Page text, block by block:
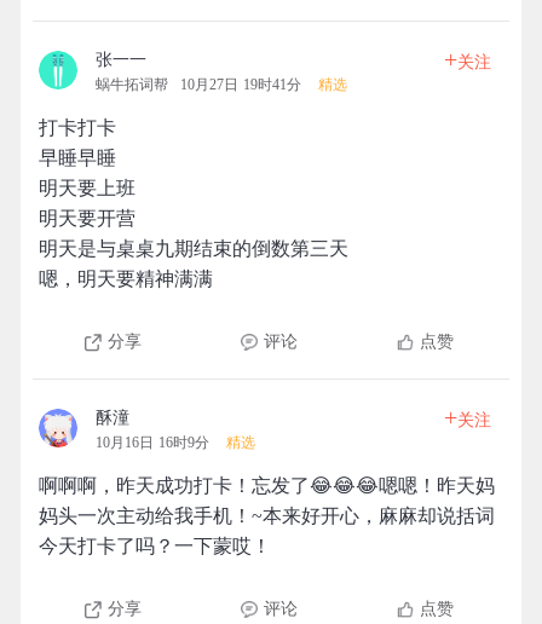
张一一
蜗牛拓词帮 10月27日 19时41分 精选
+关注
打卡打卡
早睡早睡
明天要上班
明天要开营
明天是与桌桌九期结束的倒数第三天
嗯，明天要精神满满
分享 评论 点赞
酥潼
10月16日 16时9分 精选
+关注
啊啊啊，昨天成功打卡！忘发了😂😂😂嗯嗯！昨天妈
妈头一次主动给我手机！~本来好开心，麻麻却说括词
今天打卡了吗？一下蒙哎！
分享 评论 点赞